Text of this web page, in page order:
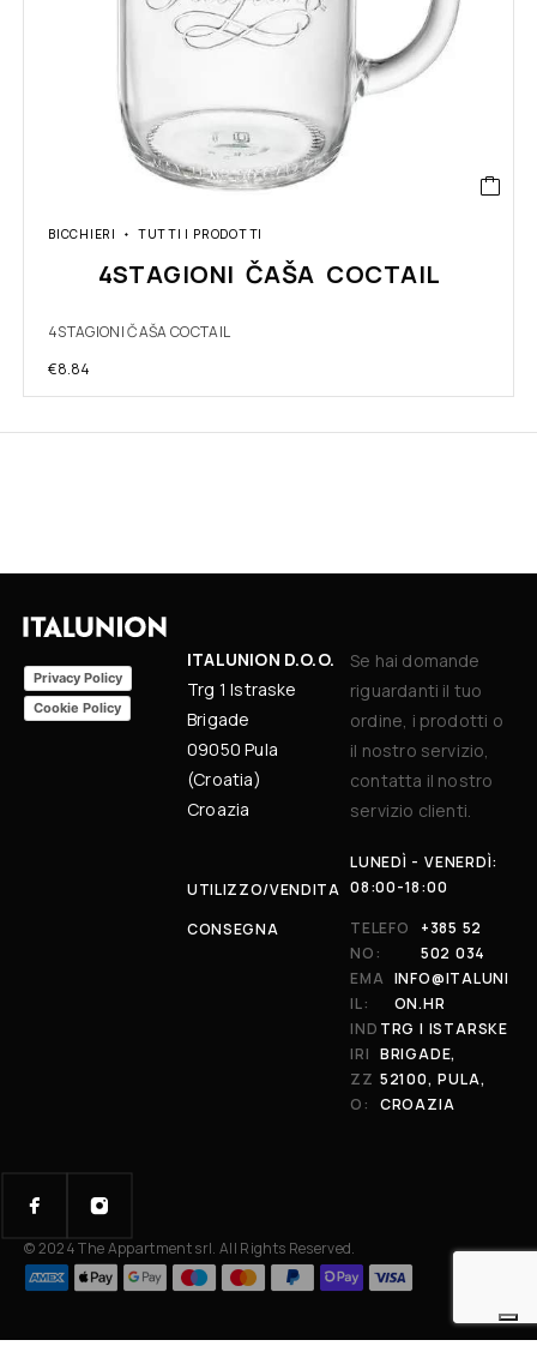
BICCHIERI TUTTI I PRODOTTI
4STAGIONI ČAŠA COCTAIL
4STAGIONI ČAŠA COCTAIL
€8.84
Privacy Policy
Cookie Policy
ITALUNION D.O.O.
Trg 1 Istraske
Brigade
09050 Pula
(Croatia)
Croazia
UTILIZZO/VENDITA
CONSEGNA
Se hai domande
riguardanti il tuo
ordine, i prodotti o
il nostro servizio,
contatta il nostro
servizio clienti.
LUNEDÌ - VENERDÌ:
08:00-18:00
TELEFO
NO:
+385 52
502 034
EMA
IL:
INFO@ITALUNI
ON.HR
IND
IRI
ZZ
O:
TRG I ISTARSKE
BRIGADE,
52100, PULA,
CROAZIA
© 2024 The Appartment srl. All Rights Reserved.